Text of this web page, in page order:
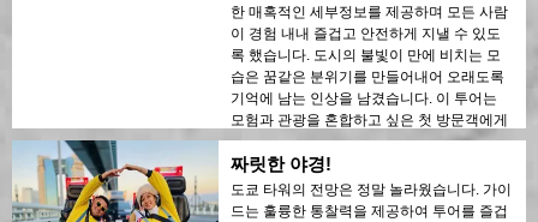
한 매혹적인 세부정보를 제공하며 모든 사람
이 경험 내내 즐겁고 안전하게 지낼 수 있도
록 했습니다. 도시의 불빛이 만에 비치는 모
습은 꿈같은 분위기를 만들어내어 오래도록
기억에 남는 인상을 남겼습니다. 이 투어는
모험과 관광을 혼합하고 싶은 첫 방문객에게
이상적입니다. 도쿄의 현대적인 구조물과 역
사적인 지역 간의 대조는 밤의 불빛 속에서
아름답게 드러났습니다. 이 투어를 누구에게
나 강력히 추천합니다!
짜릿한 야경!
도쿄 타워의 전망은 정말 놀라웠습니다. 가이
드는 훌륭한 통찰력을 제공하여 투어를 즐겁